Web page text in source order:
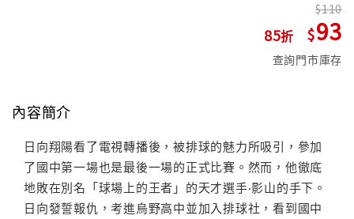
85
110
93
查詢門市庫存
內容簡介
日向翔陽看了電視轉播後，被排球的魅力所吸引，參加
了國中第一場也是最後一場的正式比賽。然而，他徹底
地敗在別名「球場上的王者」的天才選手‧影山的手下。
日向發誓報仇，考進烏野高中並加入排球社，看到國中